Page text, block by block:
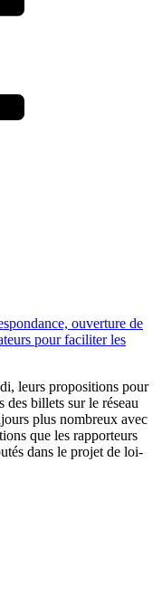
ouverture de
pour faciliter les
leurs propositions pour
des billets sur le réseau
plus nombreux avec
que les rapporteurs
dans le projet de loi-